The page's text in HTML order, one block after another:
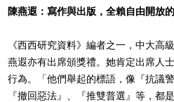
陳燕遐：寫作與出版，全賴自由開放
《西西研究資料》編者之一，中大高
燕遐亦有出席頒獎禮。她肯定出席人
行為。「他們舉起的標語，像『抗議警
『撤回惡法』、『推雙普選』等，都